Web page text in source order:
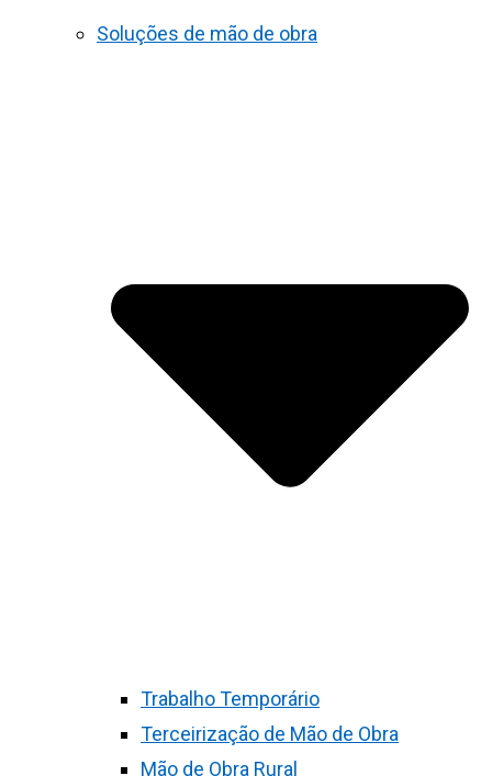
Soluções de mão de obra
Trabalho Temporário
Terceirização de Mão de Obra
Mão de Obra Rural